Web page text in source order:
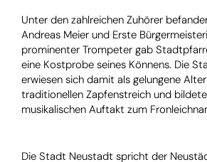
Unter den zahlreichen Zuhörer
Andreas Meier und Erste
prominenter Trompeter gab
eine Kostprobe seines Könnens. Die
erwiesen sich damit als gelungene
traditionellen Zapfenstreich und
musikalischen Auftakt zum
Die Stadt Neustadt spricht der